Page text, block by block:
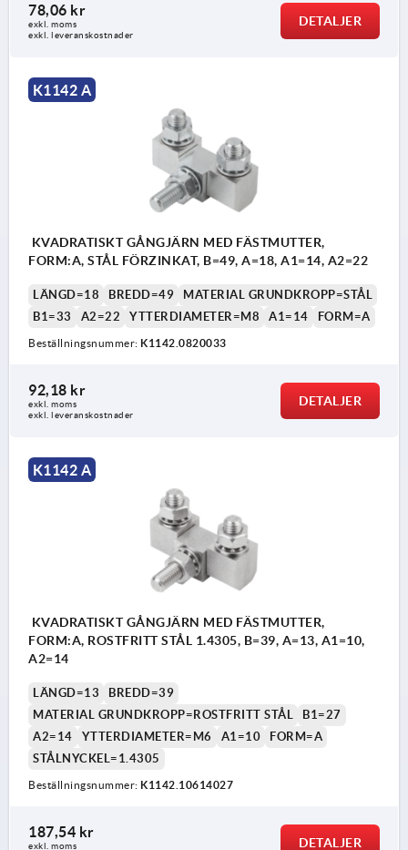
78,06 kr
exkl. moms
exkl. leveranskostnader
DETALJER
K1142 A
KVADRATISKT GÅNGJÄRN MED FÄSTMUTTER,
FORM:A, STÅL FÖRZINKAT, B=49, A=18, A1=14, A2=22
LÄNGD=18 BREDD=49
MATERIAL GRUNDKROPP=STÅL
B1=33
A2=22 YTTERDIAMETER=M8 A1=14 FORM=A
Beställningsnummer: K1142.0820033
92,18 kr
exkl. moms
exkl. leveranskostnader
DETALJER
K1142 A
KVADRATISKT GÅNGJÄRN MED FÄSTMUTTER,
FORM:A, ROSTFRITT STÅL 1.4305, B=39, A=13, A1=10,
A2=14
LÄNGD=13
BREDD=39
MATERIAL GRUNDKROPP=ROSTFRITT STÅL
B1=27
A2=14
YTTERDIAMETER=M6 A1=10
FORM=A
STÅLNYCKEL=1.4305
Beställningsnummer: K1142.10614027
187,54 kr
exkl. moms DETALJER